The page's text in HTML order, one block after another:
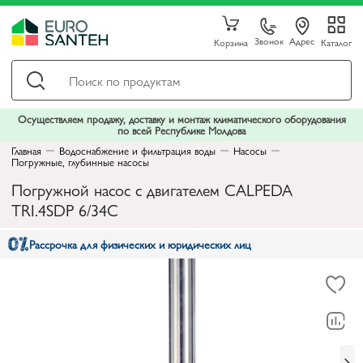
Корзина Звонок Адрес Каталог
Осуществляем продажу, доставку и монтаж климатического оборудования
по всей Республике Молдова
Главная
Водоснабжение и фильтрация воды Насосы
Погружные, глубинные насосы
Погружной насос с двигателем CALPEDA
TRI.4SDP 6/34C
Рассрочка для физических и юридических лиц